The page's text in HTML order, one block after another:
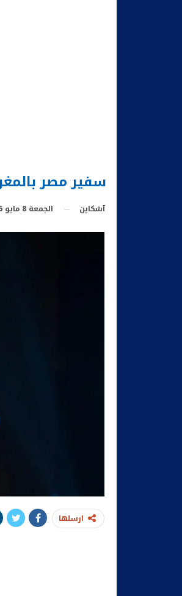
سفير مصر
آشكاين الجمعة 8 مايو 2026 - 20:30
ارسلها